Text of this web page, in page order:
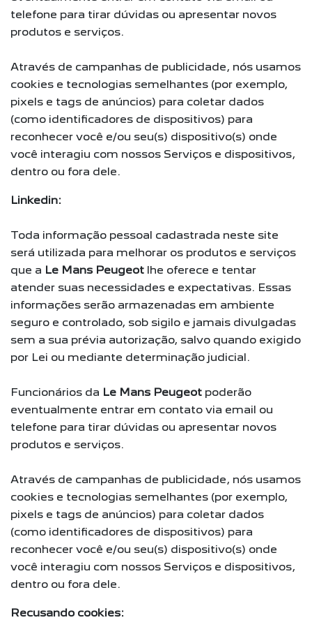
telefone para tirar dúvidas ou apresentar novos
produtos e serviços.
Através de campanhas de publicidade, nós usamos
cookies e tecnologias semelhantes (por exemplo,
pixels e tags de anúncios) para coletar dados
(como identificadores de dispositivos) para
reconhecer você e/ou seu(s) dispositivo(s) onde
você interagiu com nossos Serviços e dispositivos,
dentro ou fora dele.
Linkedin:
Toda informação pessoal cadastrada neste site
será utilizada para melhorar os produtos e serviços
que a Le Mans Peugeot lhe oferece e tentar
atender suas necessidades e expectativas. Essas
informações serão armazenadas em ambiente
seguro e controlado, sob sigilo e jamais divulgadas
sem a sua prévia autorização, salvo quando exigido
por Lei ou mediante determinação judicial.
Funcionários da Le Mans Peugeot poderão
eventualmente entrar em contato via email ou
telefone para tirar dúvidas ou apresentar novos
produtos e serviços.
Através de campanhas de publicidade, nós usamos
cookies e tecnologias semelhantes (por exemplo,
pixels e tags de anúncios) para coletar dados
(como identificadores de dispositivos) para
reconhecer você e/ou seu(s) dispositivo(s) onde
você interagiu com nossos Serviços e dispositivos,
dentro ou fora dele.
Recusando cookies: